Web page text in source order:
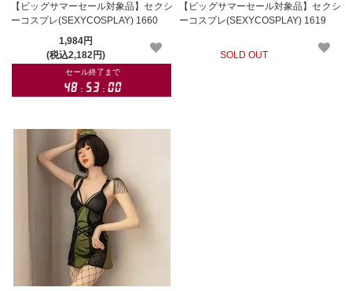
【ビッグサマーセール対象品】セクシ
ーコスプレ(SEXYCOSPLAY) 1660
1,984円
(税込2,182円)
【ビッグサマーセール対象品】セクシ
ーコスプレ(SEXYCOSPLAY) 1619
SOLD OUT